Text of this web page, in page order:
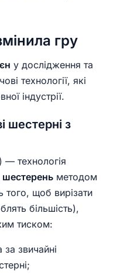
гру
у дослідження та
технології, які
індустрії.
шестерні з
— технологія
шестерень методом
того, щоб вирізати
більшість),
тиском:
звичайні